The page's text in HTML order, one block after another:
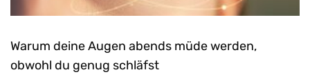
Warum deine Augen abends müde werden,
obwohl du genug schläfst